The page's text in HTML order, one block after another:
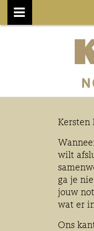
Kersten
wilt
ga je
jouw
wat er
Ons